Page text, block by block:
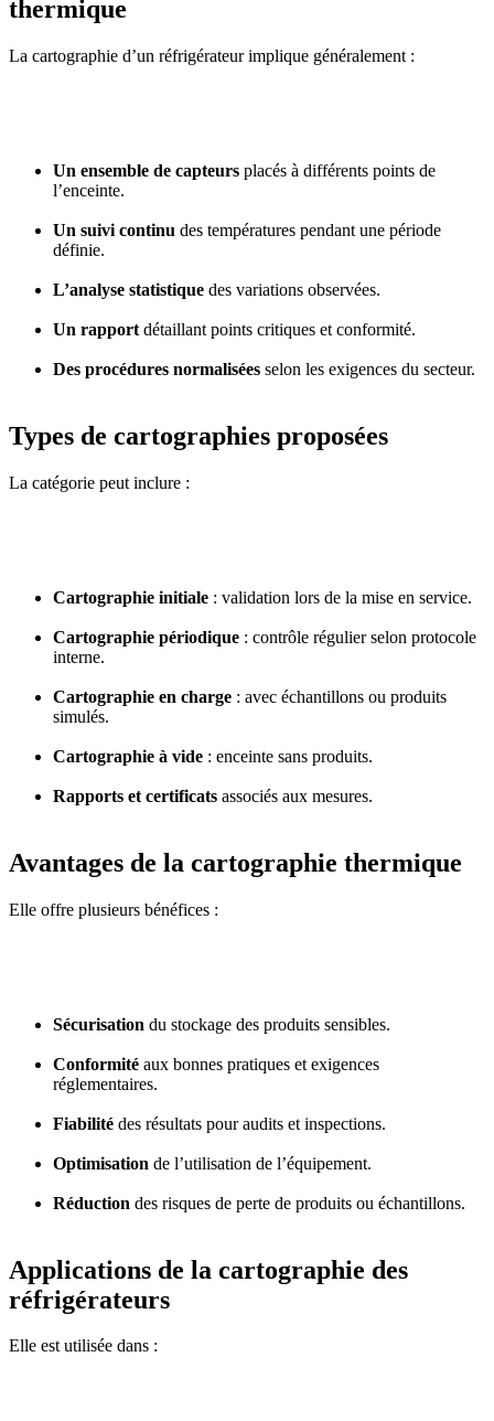
thermique
La cartographie d’un réfrigérateur implique généralement :
Un ensemble de capteurs placés à différents points de
l’enceinte.
Un suivi continu des températures pendant une période
définie.
L’analyse statistique des variations observées.
Un rapport détaillant points critiques et conformité.
Des procédures normalisées selon les exigences du secteur.
Types de cartographies proposées
La catégorie peut inclure :
Cartographie initiale : validation lors de la mise en service.
Cartographie périodique : contrôle régulier selon protocole
interne.
Cartographie en charge : avec échantillons ou produits
simulés.
Cartographie à vide : enceinte sans produits.
Rapports et certificats associés aux mesures.
Avantages de la cartographie thermique
Elle offre plusieurs bénéfices :
Sécurisation du stockage des produits sensibles.
Conformité aux bonnes pratiques et exigences
réglementaires.
Fiabilité des résultats pour audits et inspections.
Optimisation de l’utilisation de l’équipement.
Réduction des risques de perte de produits ou échantillons.
Applications de la cartographie des
réfrigérateurs
Elle est utilisée dans :